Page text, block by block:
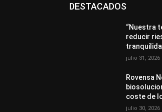
DESTACADOS
“Nuestra
reducir
julio 31, 2026
Rovensa
coste de
julio 30, 2026